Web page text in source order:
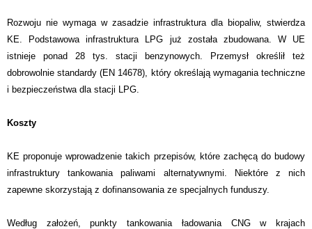
Rozwoju nie wymaga w zasadzie infrastruktura dla biopaliw, stwierdza
KE. Podstawowa infrastruktura LPG już została zbudowana. W UE
istnieje ponad 28 tys. stacji benzynowych. Przemysł określił też
dobrowolnie standardy (EN 14678), który określają wymagania techniczne
i bezpieczeństwa dla stacji LPG.
Koszty
KE proponuje wprowadzenie takich przepisów, które zachęcą do budowy
infrastruktury tankowania paliwami alternatywnymi. Niektóre z nich
zapewne skorzystają z dofinansowania ze specjalnych funduszy.
Według założeń, punkty tankowania ładowania CNG w krajach